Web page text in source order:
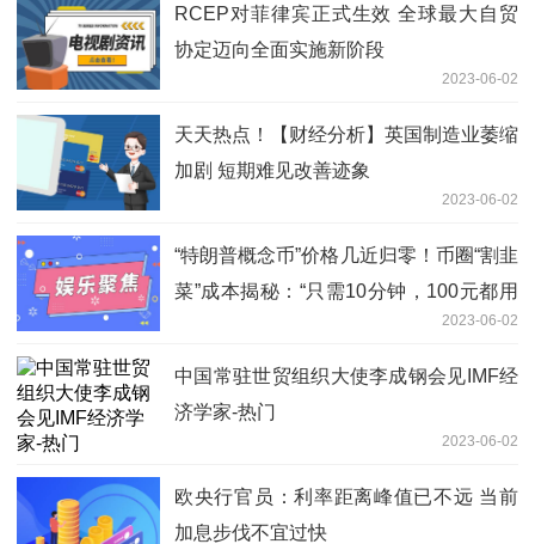
RCEP对菲律宾正式生效 全球最大自贸
协定迈向全面实施新阶段
2023-06-02
天天热点！【财经分析】英国制造业萎缩
加剧 短期难见改善迹象
2023-06-02
“特朗普概念币”价格几近归零！币圈“割韭
菜”成本揭秘：“只需10分钟，100元都用
2023-06-02
中国常驻世贸组织大使李成钢会见IMF经
济学家-热门
2023-06-02
欧央行官员：利率距离峰值已不远 当前
加息步伐不宜过快